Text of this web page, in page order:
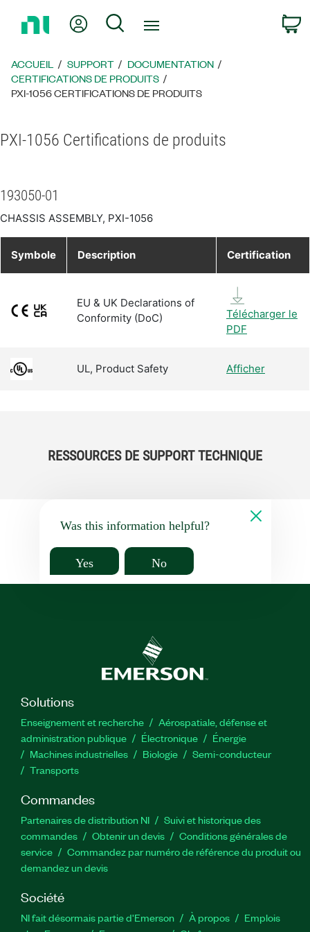
page
d’accueil
Mon compteRechercher
ACCUEIL SUPPORT
DOCUMENTATION
CERTIFICATIONS DE PRODUITS
PXI-1056 CERTIFICATIONS DE PRODUITS
PXI-1056 Certifications de produits
193050-01
CHASSIS ASSEMBLY, PXI-1056
Symbole Description Certification
EU & UK Declarations of
Conformity (DoC)
Télécharger le
PDF
UL, Product Safety Afficher
RESSOURCES DE SUPPORT TECHNIQUE
Was this information helpful?
Yes No
Solutions
Enseignement et recherche
Aérospatiale, défense et
administration publique
Électronique
Énergie​
Machines industrielles
Biologie
Semi-conducteur
Transports
Commandes
Partenaires de distribution NI
Suivi et historique des
commandes
Obtenir un devis
Conditions générales de
service
Commandez par numéro de référence du produit ou
demandez un devis
Société
NI fait désormais partie d'Emerson À propos
Emplois